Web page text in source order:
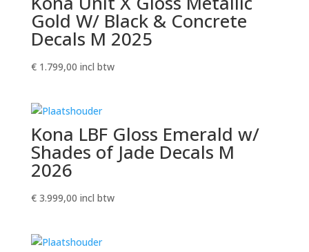
Gold W/ Black & Concrete
Decals M 2025
€1.799,00 incl btw
Kona LBF Gloss Emerald w/
Shades of Jade Decals M
2026
€3.999,00 incl btw